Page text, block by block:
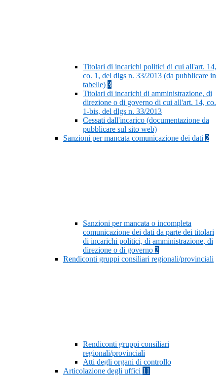
Titolari di incarichi politici di cui all'art. 14,
co. 1, del dlgs n. 33/2013 (da pubblicare in
tabelle) 3
Titolari di incarichi di amministrazione, di
direzione o di governo di cui all'art. 14, co.
1-bis, del dlgs n. 33/2013
Cessati dall'incarico (documentazione da
pubblicare sul sito web)
Sanzioni per mancata comunicazione dei dati 2
Sanzioni per mancata o incompleta
comunicazione dei dati da parte dei titolari
di incarichi politici, di amministrazione, di
direzione o di governo 2
Rendiconti gruppi consiliari regionali/provinciali
Rendiconti gruppi consiliari
regionali/provinciali
Atti degli organi di controllo
Articolazione degli uffici 11